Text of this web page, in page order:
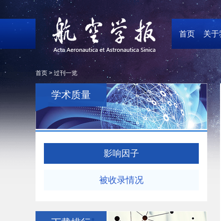
首页 关于
首页 > 过刊一览
学术质量
影响因子
被收录情况